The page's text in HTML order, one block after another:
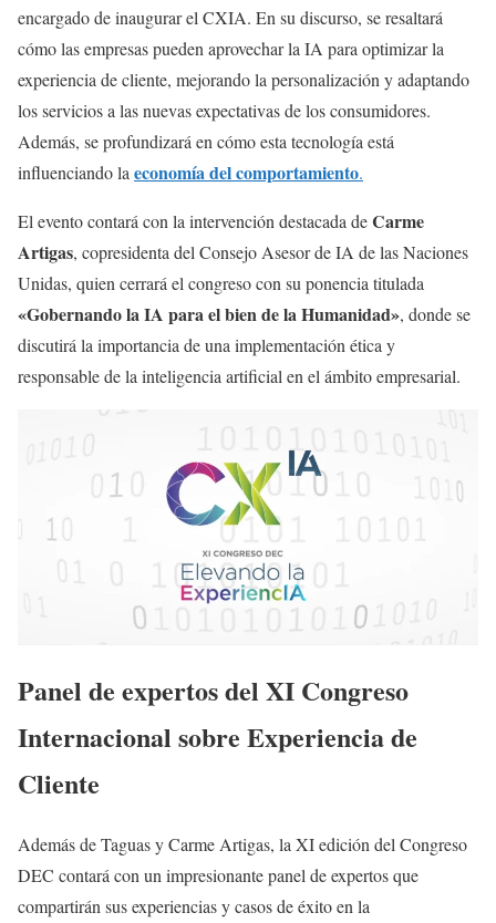
encargado de inaugurar el CXIA. En su discurso, se resaltará
cómo las empresas pueden aprovechar la IA para optimizar la
experiencia de cliente, mejorando la personalización y adaptando
los servicios a las nuevas expectativas de los consumidores.
Además, se profundizará en cómo esta tecnología está
influenciando la economía del comportamiento.
El evento contará con la intervención destacada deCarme
Artigas, copresidenta del Consejo Asesor de IA de las Naciones
Unidas, quien cerrará el congreso con su ponencia titulada
«Gobernando la IA para el bien de la Humanidad», donde se
discutirá la importancia de una implementación ética y
responsable de la inteligencia artificial en el ámbito empresarial.
Panel de expertos del XI Congreso
Internacional sobre Experiencia de
Cliente
Además de Taguas y Carme Artigas, la XI edición del Congreso
DEC contará con un impresionante panel de expertos que
compartirán sus experiencias y casos de éxito en la